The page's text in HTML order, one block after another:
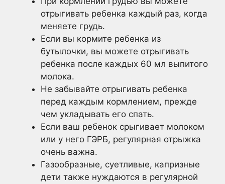
отрыгивать ребенка каждый раз, когда
меняете грудь.
Если вы кормите ребенка из
бутылочки, вы можете отрыгивать
ребенка после каждых 60 мл выпитого
молока.
Не забывайте отрыгивать ребенка
перед каждым кормлением, прежде
чем укладывать его спать.
Если ваш ребенок срыгивает молоком
или у него ГЭРБ, регулярная отрыжка
очень важна.
Газообразные, суетливые, капризные
дети также нуждаются в регулярной